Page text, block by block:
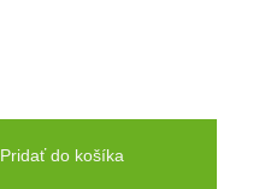
Pridať do košíka